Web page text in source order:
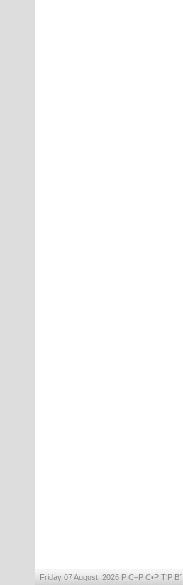
Friday 07 August, 2026 Р С–Р С•Р Т‘Р В°